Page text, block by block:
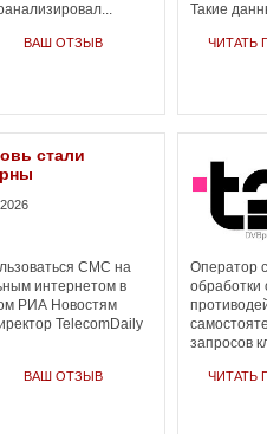
ВАШ ОТЗЫВ
Такие
ЧИТАТЬ
стали
СМС на
интернетом в
РИА Новостям
TelecomDaily
ВАШ ОТЗЫВ
Оператор
запросов
ЧИТАТЬ